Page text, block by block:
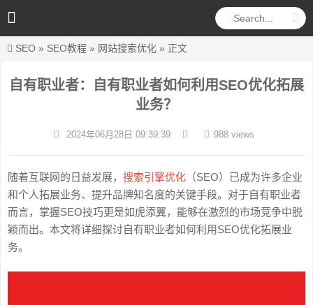
SEO » SEO教程 » 网站搜索优化 » 正文
自有职业者：自有职业者如何利用SEO优化拓展
业务？
2024年06月28日 09:39:39 988 views
随着互联网的日益发展， 搜索引擎优化 （SEO）已成为许多企业
和个人拓展业务、提升品牌知名度的关键手段。对于自有职业者
而言，掌握SEO技巧更是如虎添翼，能够在激烈的市场竞争中脱
颖而出。本文将详细探讨自有职业者如何利用SEO优化拓展业
务。